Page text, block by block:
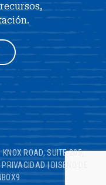
ROAD, SUITE 205,
PRIVACIDAD|DISEÑO DE